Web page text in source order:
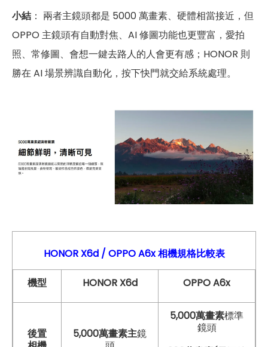
小結 ： 兩者主鏡頭都是 5000 萬畫素、硬體相當接近，但
OPPO 主鏡頭有自動對焦、AI 修圖功能也更豐富，愛拍
照、常修圖、會想一鍵去路人的人會更有感；HONOR 則
勝在 AI 場景辨識自動化，按下快門就交給系統處理。
HONOR X6d / OPPO A6x相機規格比較表
機型 HONOR X6d OPPO A6x
後置
5,000萬畫素主鏡
5,000萬畫素標準
鏡頭